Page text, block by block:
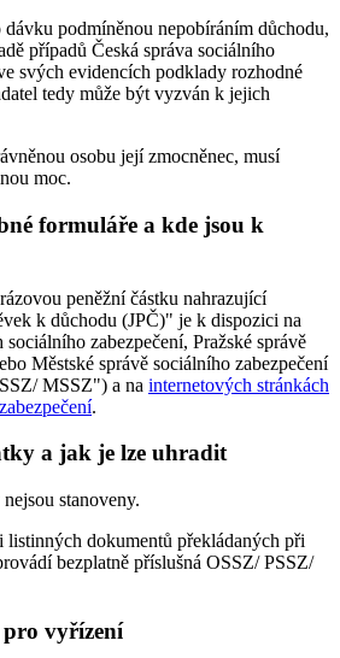
dávku podmíněnou nepobíráním důchodu,
případů Česká správa sociálního
svých evidencích podklady rozhodné
tedy může být vyzván k jejich
osobu její zmocněnec, musí
moc.
formuláře a kde jsou k
peněžní částku nahrazující
k důchodu (JPČ)" je k dispozici na
zabezpečení, Pražské správě
Městské správě sociálního zabezpečení
MSSZ") a na internetových stránkách
.
a jak je lze uhradit
stanoveny.
listinných dokumentů překládaných při
bezplatně příslušná OSSZ/ PSSZ/
vyřízení